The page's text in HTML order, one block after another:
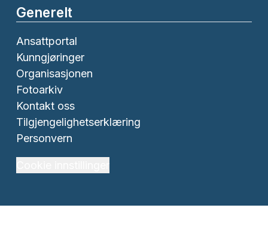
Generelt
Ansattportal
Kunngjøringer
Organisasjonen
Fotoarkiv
Kontakt oss
Tilgjengelighetserklæring
Personvern